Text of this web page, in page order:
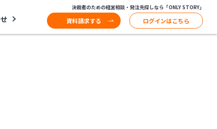
決裁者のための経営相談・発注先探しなら「ONLY STORY」
資料請求する ログインはこちら